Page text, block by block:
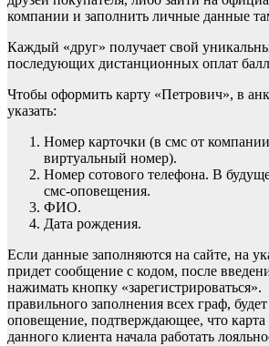
компании и заполнить личные данные
Каждый «друг» получает свой
последующих дистанционных оплат
Чтобы оформить карту «Петрович», в
указать:
Номер карточки (в смс от компании
виртуальный номер).
Номер сотового телефона. В
смс-оповещения.
ФИО.
Дата рождения.
Если данные заполняются на сайте, на
придет сообщение с кодом, после
нажимать кнопку
правильного заполнения всех граф,
оповещение, подтверждающее, что карта
данного клиента начала работать